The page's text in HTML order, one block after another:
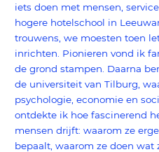
iets doen met mensen,
hogere hotelschool in
trouwens, we moesten toen
inrichten. Pionieren vond ik
de grond stampen. Daarna
de universiteit van Tilburg,
psychologie, economie en
ontdekte ik hoe fascinerend
mensen drijft: waarom ze
bepaalt, waarom ze doen wat